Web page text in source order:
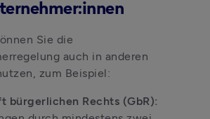
Sie die
auch in anderen
zum Beispiel:
bürgerlichen Rechts (GbR):